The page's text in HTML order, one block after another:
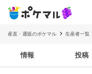
産直・通販のポケマル 生産者一覧
情報 投稿